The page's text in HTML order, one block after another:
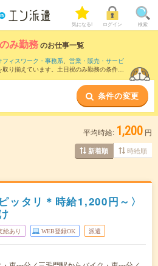
気になる! ログイン 検索
み勤務のお仕事一覧
フィスワーク・事務系、 営業・販売・サービ
取り揃えています。土日祝のみ勤務の条件の
条件の変更
平均時給: 1,200 円
新着順 時給順
ッタリ＊時給1,200円～〉
給あり WEB登録OK 派遣